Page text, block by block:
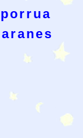
porrua
aranes